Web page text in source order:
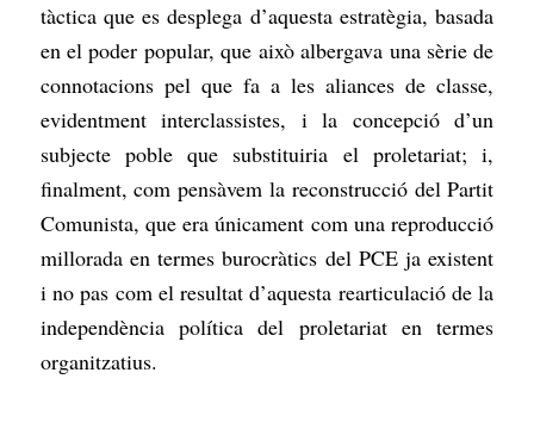
tàctica que es desplega d’aquesta estratègia, basada
en el poder popular, que això albergava una sèrie de
connotacions pel que fa a les aliances de classe,
evidentment interclassistes, i la concepció d’un
subjecte poble que substituiria el proletariat; i,
finalment, com pensàvem la reconstrucció del Partit
Comunista, que era únicament com una reproducció
millorada en termes burocràtics del PCE ja existent
i no pas com el resultat d’aquesta rearticulació de la
independència política del proletariat en termes
organitzatius.